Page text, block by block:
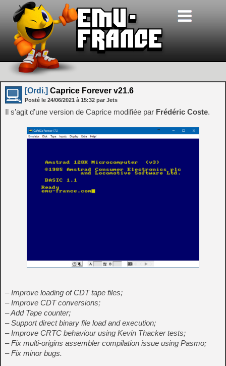
[Ordi.] Caprice Forever v21.6
Posté le 24/06/2021 à 15:32 par Jets
Il s’agit d’une version de Caprice modifiée par Frédéric Coste.
– Improve loading of CDT tape files;
– Improve CDT conversions;
– Add Tape counter;
– Support direct binary file load and execution;
– Improve CRTC behaviour using Kevin Thacker tests;
– Fix multi-origins assembler compilation issue using Pasmo;
– Fix minor bugs.